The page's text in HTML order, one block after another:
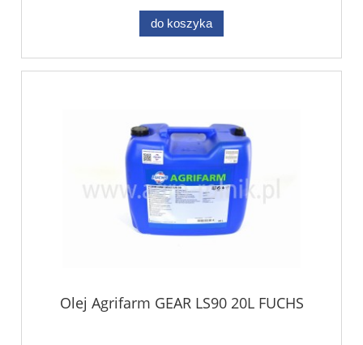
do koszyka
Olej Agrifarm GEAR LS90 20L FUCHS